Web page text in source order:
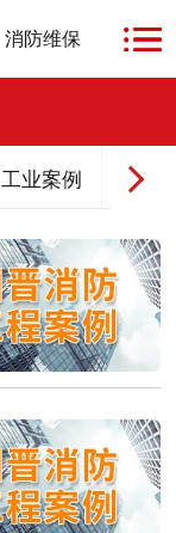
消防维保
工业案例 商